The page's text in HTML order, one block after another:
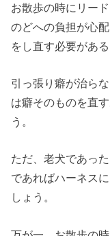
お散歩の時にリー
のどへの負担が心
をし直す必要がある
引っ張り癖が治ら
は癖そのものを直
う。
ただ、老犬であっ
であればハーネス
しょう。